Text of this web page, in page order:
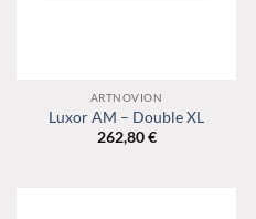
ARTNOVION
Luxor AM – Double XL
262,80€